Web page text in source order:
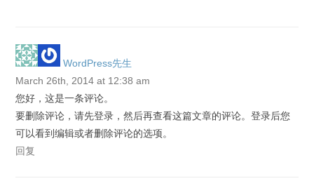
WordPress先生
March 26th, 2014 at 12:38 am
您好，这是一条评论。
要删除评论，请先登录，然后再查看这篇文章的评论。登录后您
可以看到编辑或者删除评论的选项。
回复